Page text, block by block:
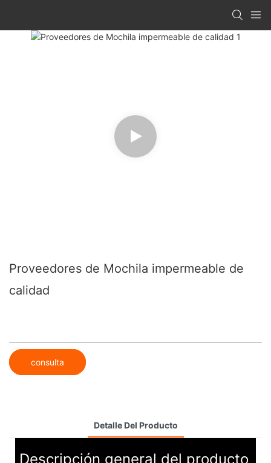
Proveedores de Mochila impermeable de
calidad
consulta
Detalle Del Producto
Descripción general del producto